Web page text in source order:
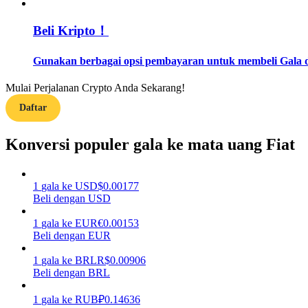
Memandu
Strategi perdagangan
Pelajari cara untuk tetap menghasilkan keuntungan
Beli Kripto！
Gunakan berbagai opsi pembayaran untuk membeli Gala
Mulai Perjalanan Crypto Anda Sekarang!
Daftar
Konversi populer gala ke mata uang Fiat
1 gala ke USD$0.00177
Beli dengan USD
1 gala ke EUR€0.00153
Beli dengan EUR
1 gala ke BRLR$0.00906
Beli dengan BRL
1 gala ke RUB₽0.14636